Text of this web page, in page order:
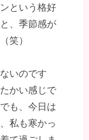
という格好
、季節感が
（笑）
いのです
かい感じで
も、今日は
私も寒かっ